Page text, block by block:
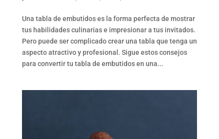
Una tabla de embutidos es la forma perfecta de mostrar
tus habilidades culinarias e impresionar a tus invitados.
Pero puede ser complicado crear una tabla que tenga un
aspecto atractivo y profesional. Sigue estos consejos
para convertir tu tabla de embutidos en una...